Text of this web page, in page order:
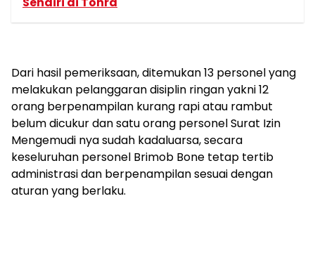
Dari hasil pemeriksaan, ditemukan 13 personel yang
melakukan pelanggaran disiplin ringan yakni 12
orang berpenampilan kurang rapi atau rambut
belum dicukur dan satu orang personel Surat Izin
Mengemudi nya sudah kadaluarsa, secara
keseluruhan personel Brimob Bone tetap tertib
administrasi dan berpenampilan sesuai dengan
aturan yang berlaku.